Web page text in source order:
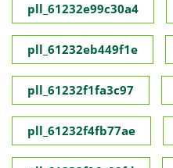
pll_61232e99c30a4
pll_61232eb449f1e
pll_61232f1fa3c97
pll_61232f4fb77ae